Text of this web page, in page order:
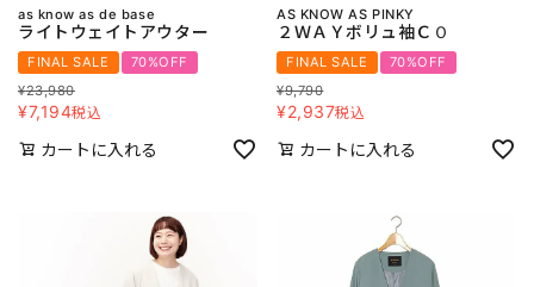
as know as de base
ライトウェイトアウター
FINAL SALE
70%OFF
¥23,980
¥7,194税込
カートに入れる
AS KNOW AS PINKY
２ＷＡＹボリュ袖ＣＯ
FINAL SALE
70%OFF
¥9,790
¥2,937税込
カートに入れる